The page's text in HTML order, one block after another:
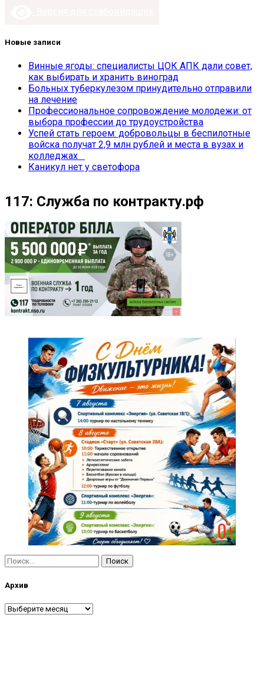
Новые записи
Винные ягоды: специалисты ЦОК АПК дали совет,
как выбирать и хранить виноград
Больных туберкулезом принудительно отправили
на лечение
Профессиональное сопровождение молодежи: от
выбора профессии до трудоустройства
Успей стать героем: добровольцы в беспилотные
войска получат 2,9 млн рублей и места в вузах и
колледжах
Каникул нет у светофора
117: Служба по контракту.рф
Найти:
Архив
Архив